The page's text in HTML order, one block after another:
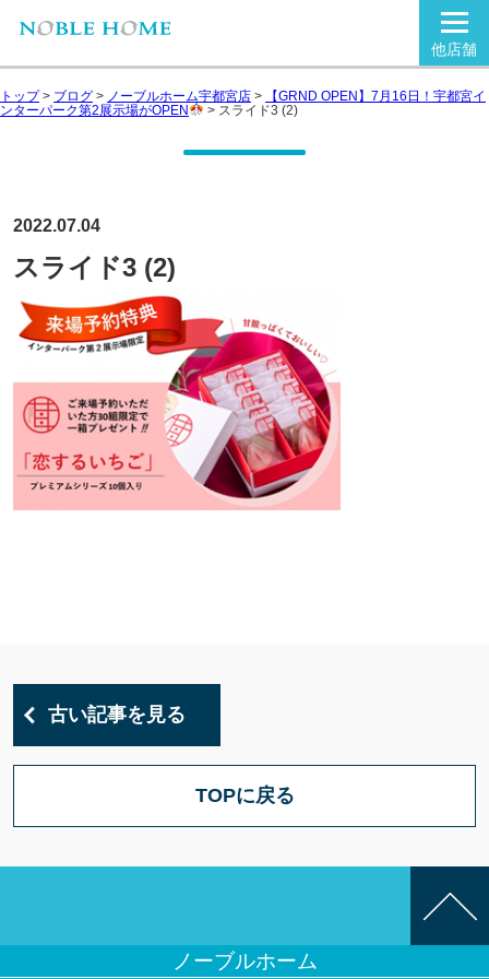
他店舗
トップ> ブログ > ノーブルホーム宇都宮店 >
【GRND OPEN】7月16日！宇都宮イ
ンターパーク第2展示場がOPEN
> スライド3 (2)
2022.07.04
スライド3 (2)
古い記事を見る
TOPに戻る
ノーブルホーム